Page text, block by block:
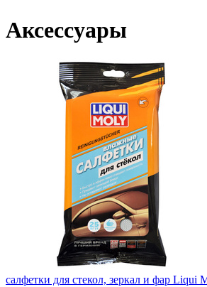
Аксессуары
салфетки для стекол, зеркал и фар Liqui